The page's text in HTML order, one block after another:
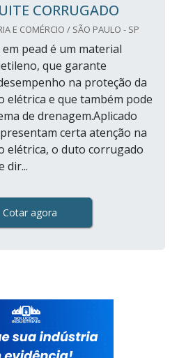
CORRUGADO
E COMÉRCIO / SÃO PAULO - SP
pead é um material
que garante
na proteção da
elétrica e que também pode
de drenagem.Aplicado
certa atenção na
elétrica, o duto corrugado
dir...
Cotar agora